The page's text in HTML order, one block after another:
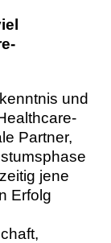
und
Partner,
jene
Erfolg